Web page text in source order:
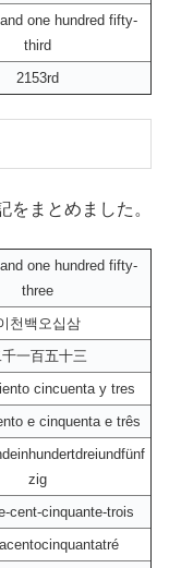
one hundred fifty-
third
2153rd
をまとめました。
one hundred fifty-
three
천백오십삼
一百五十三
cincuenta y tres
e cinquenta e três
zig
cent-cinquante-trois